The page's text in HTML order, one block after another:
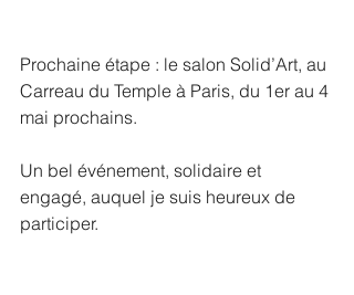
Prochaine étape : le salon Solid’Art, au
Carreau du Temple à Paris, du 1er au 4
mai prochains.
Un bel événement, solidaire et
engagé, auquel je suis heureux de
participer.